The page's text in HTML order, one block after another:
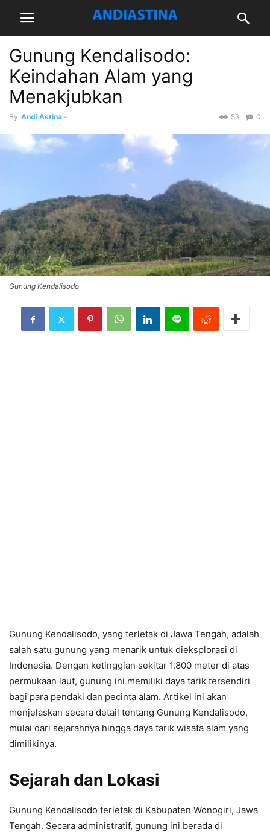
Gunung Kendalisodo:
Keindahan Alam yang
Menakjubkan
By Andi Astina - 0
53
Gunung Kendalisodo
Gunung Kendalisodo, yang terletak di Jawa Tengah, adalah
salah satu gunung yang menarik untuk dieksplorasi di
Indonesia. Dengan ketinggian sekitar 1.800 meter di atas
permukaan laut, gunung ini memiliki daya tarik tersendiri
bagi para pendaki dan pecinta alam. Artikel ini akan
menjelaskan secara detail tentang Gunung Kendalisodo,
mulai dari sejarahnya hingga daya tarik wisata alam yang
dimilikinya.
Sejarah dan Lokasi
Gunung Kendalisodo terletak di Kabupaten Wonogiri, Jawa
Tengah. Secara administratif, gunung ini berada di